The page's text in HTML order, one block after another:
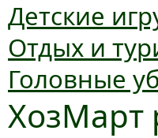
Детские
Отдых и
Головные
ХозМарт